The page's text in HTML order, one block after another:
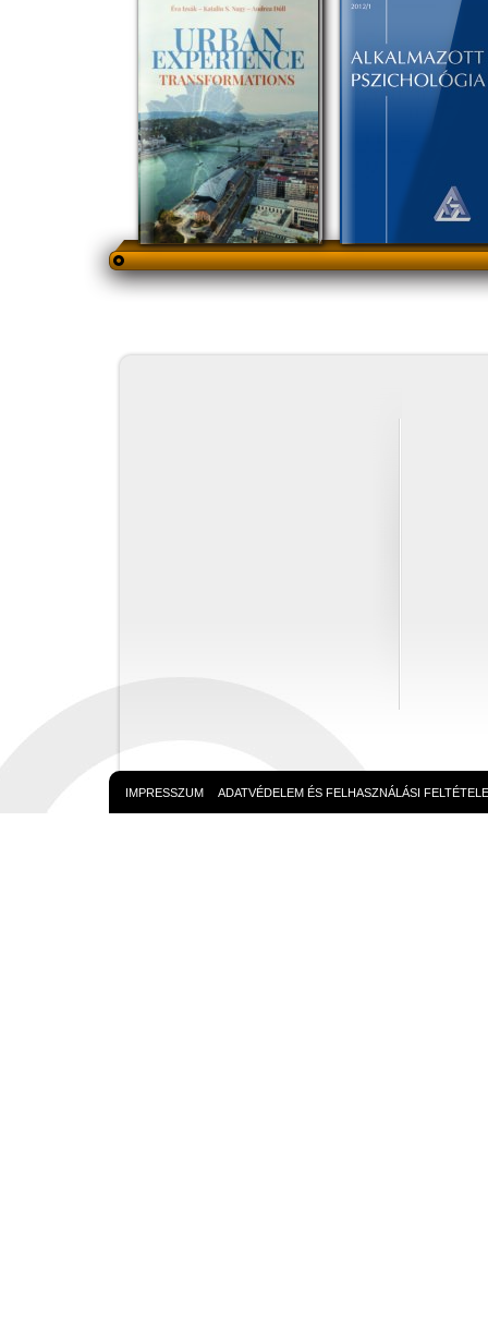
IMPRESSZUM ADATVÉDELEM ÉS FELHASZNÁLÁSI